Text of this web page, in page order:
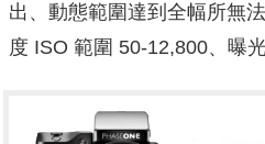
出、動態範圍達到全幅所無
度 ISO 範圍 50-12,800、曝